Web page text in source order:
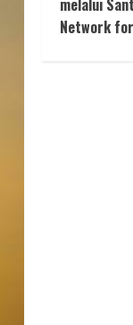
melalui
Network